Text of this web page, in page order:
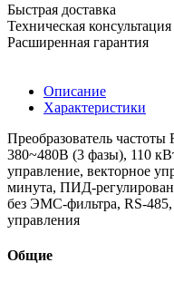
Быстрая доставка
Техническая консультация
Расширенная гарантия
Описание
Характеристики
Преобразователь
380~480B (3 фазы), 110
управление, векторное
минута, ПИД-
без ЭМС-фильтра, RS-
управления
Общие